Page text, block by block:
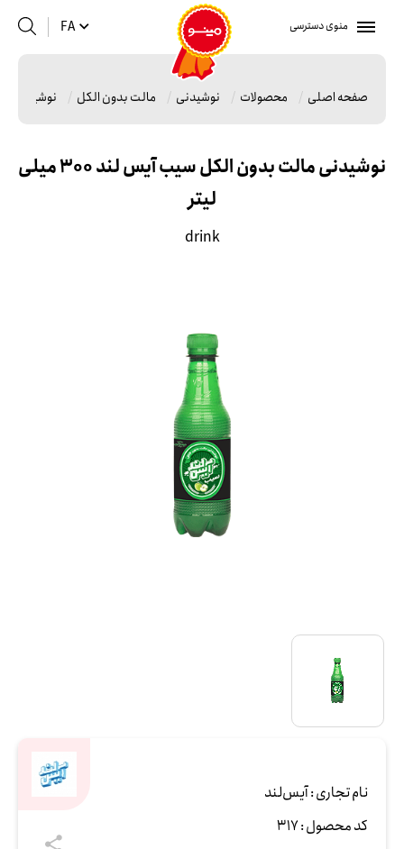
منوی دسترسی FA
صفحه اصلی محصولات نوشیدنی مالت بدون الکل نوشیدنی
نوشیدنی مالت بدون الکل سیب آیس لند 300 میلی
لیتر
drink
نام تجاری :آیس‌لند
کد محصول :317